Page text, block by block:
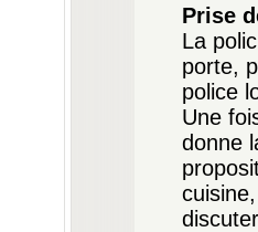
Prise
La
porte,
police
Une
donne